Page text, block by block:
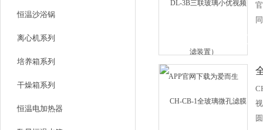
恒温沙浴锅
离心机系列
培养箱系列
干燥箱系列
恒温电加热器
美
厂
洁